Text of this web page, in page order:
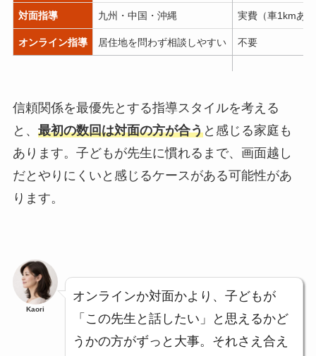
対面指導
オンライン指導
九州・中国・沖縄
居住地を問わず相談しやすい
実費（車1kmあ
不要
信頼関係を最優先とする指導スタイルを考える
と、 最初の数回は対面の方が合うと感じる家庭も
あります。子どもが先生に慣れるまで、画面越し
だとやりにくいと感じるケースがある可能性があ
ります。
Kaori
オンラインか対面かより、子どもが
「この先生と話したい」と思えるかど
うかの方がずっと大事。それさえ合え